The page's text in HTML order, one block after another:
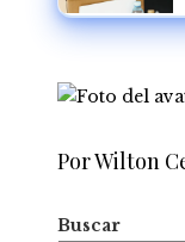
Por Wilton
Buscar